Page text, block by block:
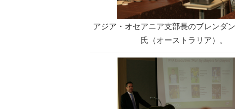
アジア・オセアニア支部長のブレンダ
氏（オーストラリア）。